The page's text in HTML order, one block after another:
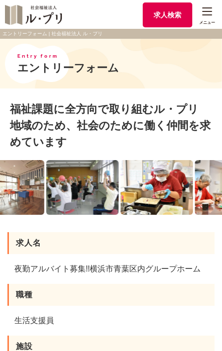
求人検索
メニュー
エントリーフォーム | 社会福祉法人 ル・プリ
Entry form
エントリーフォーム
福祉課題に全方向で取り組むル・プリ
地域のため、社会のために働く仲間を求
めています
求人名
夜勤アルバイト募集!!横浜市青葉区内グループホーム
職種
生活支援員
施設